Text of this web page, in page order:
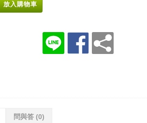
放入購物車
問與答 (0)